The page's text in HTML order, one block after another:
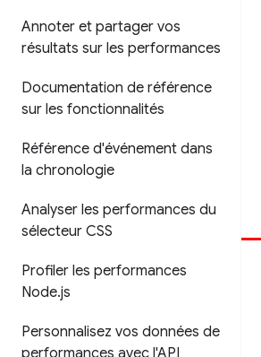
Annoter et partager vos
résultats sur les performances
Documentation de référence
sur les fonctionnalités
Référence d'événement dans
la chronologie
Analyser les performances du
sélecteur CSS
Profiler les performances
Node.js
Personnalisez vos données de
performances avec l'API
Contribuer
Signaler un bug
Afficher les questions en suspens